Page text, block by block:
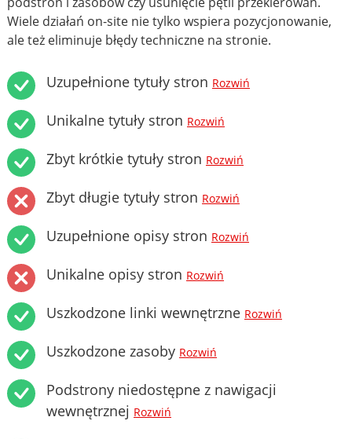
Wiele działań on-site nie tylko wspiera pozycjonowanie,
ale też eliminuje błędy techniczne na stronie.
Uzupełnione tytuły stron Rozwiń
Unikalne tytuły stron Rozwiń
Zbyt krótkie tytuły stron Rozwiń
Zbyt długie tytuły stron Rozwiń
Uzupełnione opisy stron Rozwiń
Unikalne opisy stron Rozwiń
Uszkodzone linki wewnętrzne Rozwiń
Uszkodzone zasoby Rozwiń
Podstrony niedostępne z nawigacji
wewnętrznej Rozwiń